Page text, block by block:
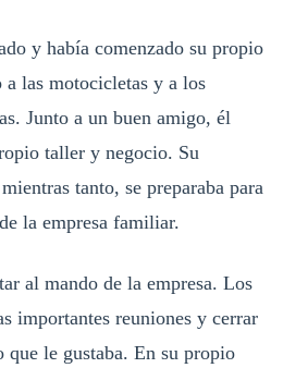
y había comenzado su propio
a las motocicletas y a los
Junto a un buen amigo, él
taller y negocio. Su
tanto, se preparaba para
la empresa familiar.
al mando de la empresa. Los
importantes reuniones y cerrar
que le gustaba. En su propio